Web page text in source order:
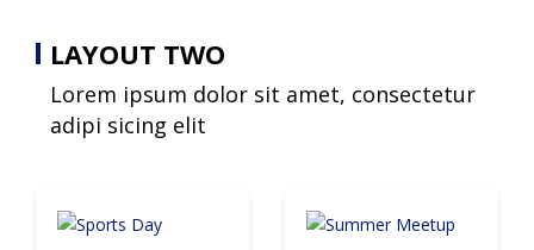
LAYOUT TWO
Lorem ipsum dolor sit amet, consectetur
adipi sicing elit